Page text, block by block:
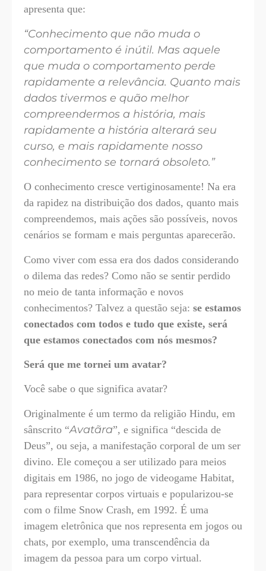
apresenta que:
“Conhecimento que não muda o
comportamento é inútil. Mas aquele
que muda o comportamento perde
rapidamente a relevância. Quanto mais
dados tivermos e quão melhor
compreendermos a história, mais
rapidamente a história alterará seu
curso, e mais rapidamente nosso
conhecimento se tornará obsoleto.”
O conhecimento cresce vertiginosamente! Na era
da rapidez na distribuição dos dados, quanto mais
compreendemos, mais ações são possíveis, novos
cenários se formam e mais perguntas aparecerão.
Como viver com essa era dos dados considerando
o dilema das redes? Como não se sentir perdido
no meio de tanta informação e novos
conhecimentos? Talvez a questão seja: se estamos
conectados com todos e tudo que existe, será
que estamos conectados com nós mesmos?
Será que me tornei um avatar?
Você sabe o que significa avatar?
Originalmente é um termo da religião Hindu, em
sânscrito “Avatãra”, e significa “descida de
Deus”, ou seja, a manifestação corporal de um ser
divino. Ele começou a ser utilizado para meios
digitais em 1986, no jogo de videogame Habitat,
para representar corpos virtuais e popularizou-se
com o filme Snow Crash, em 1992. É uma
imagem eletrônica que nos representa em jogos ou
chats, por exemplo, uma transcendência da
imagem da pessoa para um corpo virtual.